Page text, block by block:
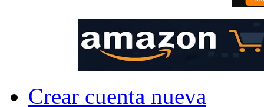
Crear cuenta nueva